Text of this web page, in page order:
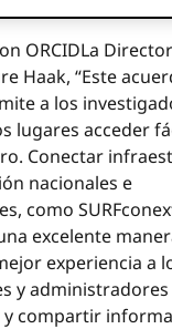
ORCIDLa
Haak, “Este
a los
lugares acceder
Conectar
nacionales e
como
excelente
experiencia a
y
compartir